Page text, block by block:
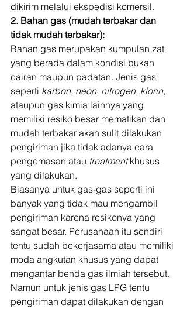
dikirim melalui ekspedisi komersil.
2. Bahan gas (mudah terbakar dan
tidak mudah terbakar):
Bahan gas merupakan kumpulan zat
yang berada dalam kondisi bukan
cairan maupun padatan. Jenis gas
seperti karbon, neon, nitrogen, klorin,
ataupun gas kimia lainnya yang
memiliki resiko besar mematikan dan
mudah terbakar akan sulit dilakukan
pengiriman jika tidak adanya cara
pengemasan atau treatment khusus
yang dilakukan.
Biasanya untuk gas-gas seperti ini
banyak yang tidak mau mengambil
pengiriman karena resikonya yang
sangat besar. Perusahaan itu sendiri
tentu sudah bekerjasama atau memiliki
moda angkutan khusus yang dapat
mengantar benda gas ilmiah tersebut.
Namun untuk jenis gas LPG tentu
pengiriman dapat dilakukan dengan